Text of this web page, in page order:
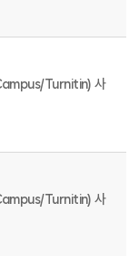
Turnitin) 사
Turnitin) 사